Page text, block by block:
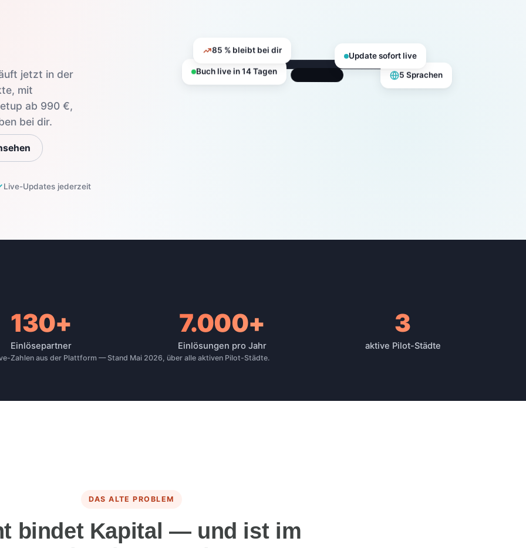
jetzt in der
mit
ab 990 €,
bei dir.
Live-Updates jederzeit
Buch live in 14 Tagen 5 Sprachen
85 % bleibt bei dir Update sofort live
130+
Einlösepartner
7.000+
Einlösungen pro Jahr
3
aktive Pilot-Städte
Zahlen aus der Plattform — Stand Mai 2026, über alle aktiven Pilot-Städte.
DAS ALTE PROBLEM
bindet Kapital — und ist im